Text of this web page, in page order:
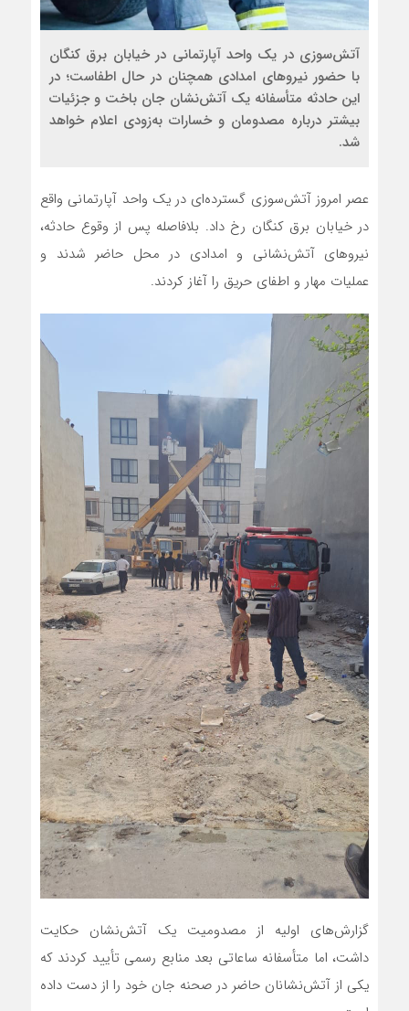
آتش‌سوزی در یک واحد آپارتمانی در خیابان برق کنگان
با حضور نیروهای امدادی همچنان در حال اطفاست؛ در
این حادثه متأسفانه یک آتش‌نشان جان باخت و جزئیات
بیشتر درباره مصدومان و خسارات به‌زودی اعلام خواهد
شد.
عصر امروز آتش‌سوزی گسترده‌ای در یک واحد آپارتمانی واقع
در خیابان برق کنگان رخ داد. بلافاصله پس از وقوع حادثه،
نیروهای آتش‌نشانی و امدادی در محل حاضر شدند و
عملیات مهار و اطفای حریق را آغاز کردند.
گزارش‌های اولیه از مصدومیت یک آتش‌نشان حکایت
داشت، اما متأسفانه ساعاتی بعد منابع رسمی تأیید کردند که
یکی از آتش‌نشانان حاضر در صحنه جان خود را از دست داده